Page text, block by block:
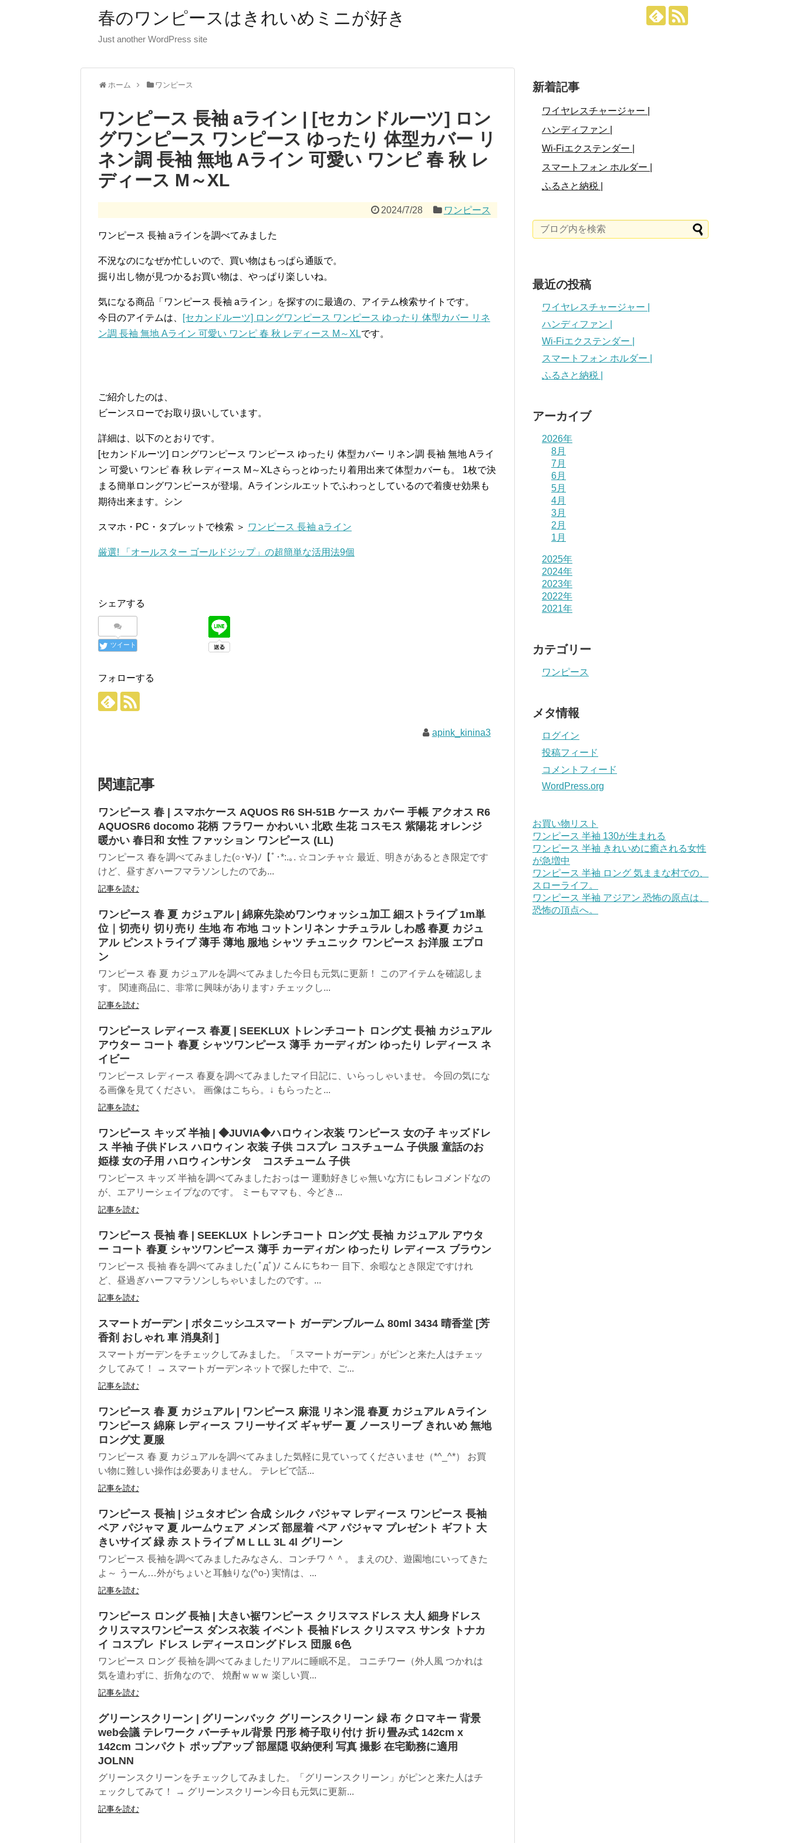
春のワンピースはきれいめミニが好き
Just another WordPress site
ホーム ワンピース
ワンピース 長袖 aライン | [セカンドルーツ] ロン
グワンピース ワンピース ゆったり 体型カバー リ
ネン調 長袖 無地 Aライン 可愛い ワンピ 春 秋 レ
ディース M～XL
2024/7/28 ワンピース
ワンピース 長袖 aラインを調べてみました
不況なのになぜか忙しいので、買い物はもっぱら通販で。
掘り出し物が見つかるお買い物は、やっぱり楽しいね。
気になる商品「ワンピース 長袖 aライン」を探すのに最適の、アイテム検索サイトです。
今日のアイテムは、
[セカンドルーツ] ロングワンピース ワンピース ゆったり 体型カバー リネ
ン調 長袖 無地 Aライン 可愛い ワンピ 春 秋 レディース M～XLです。
ご紹介したのは、
ビーンスローでお取り扱いしています。
詳細は、以下のとおりです。
[セカンドルーツ] ロングワンピース ワンピース ゆったり 体型カバー リネン調 長袖 無地 Aライ
ン 可愛い ワンピ 春 秋 レディース M～XLさらっとゆったり着用出来て体型カバーも。 1枚で決
まる簡単ロングワンピースが登場。Aラインシルエットでふわっとしているので着痩せ効果も
期待出来ます。シン
スマホ・PC・タブレットで検索 ＞ ワンピース 長袖 aライン
厳選! 「オールスター ゴールドジップ」の超簡単な活用法9個
シェアする
ツイート
フォローする
apink_kinina3
関連記事
ワンピース 春 | スマホケース AQUOS R6 SH-51B ケース カバー 手帳 アクオス R6
AQUOSR6 docomo 花柄 フラワー かわいい 北欧 生花 コスモス 紫陽花 オレンジ
暖かい 春日和 女性 ファッション ワンピース (LL)
ワンピース 春を調べてみました(○･∀-)ﾉ【ﾟ･*:.｡. ☆コンチャ☆ 最近、明きがあるとき限定です
けど、昼すぎハーフマラソンしたのであ...
記事を読む
ワンピース 春 夏 カジュアル | 綿麻先染めワンウォッシュ加工 細ストライプ 1m単
位｜切売り 切り売り 生地 布 布地 コットンリネン ナチュラル しわ感 春夏 カジュ
アル ピンストライプ 薄手 薄地 服地 シャツ チュニック ワンピース お洋服 エプロ
ン
ワンピース 春 夏 カジュアルを調べてみました今日も元気に更新！ このアイテムを確認しま
す。 関連商品に、非常に興味があります♪ チェックし...
記事を読む
ワンピース レディース 春夏 | SEEKLUX トレンチコート ロング丈 長袖 カジュアル
アウター コート 春夏 シャツワンピース 薄手 カーディガン ゆったり レディース ネ
イビー
ワンピース レディース 春夏を調べてみましたマイ日記に、いらっしゃいませ。 今回の気にな
る画像を見てください。 画像はこちら。↓ もらったと...
記事を読む
ワンピース キッズ 半袖 | ◆JUVIA◆ハロウィン衣装 ワンピース 女の子 キッズドレ
ス 半袖 子供ドレス ハロウィン 衣装 子供 コスプレ コスチューム 子供服 童話のお
姫様 女の子用 ハロウィンサンタ コスチューム 子供
ワンピース キッズ 半袖を調べてみましたおっはー 運動好きじゃ無いな方にもレコメンドなの
が、エアリーシェイプなのです。 ミーもママも、今どき...
記事を読む
ワンピース 長袖 春 | SEEKLUX トレンチコート ロング丈 長袖 カジュアル アウタ
ー コート 春夏 シャツワンピース 薄手 カーディガン ゆったり レディース ブラウン
ワンピース 長袖 春を調べてみました( ﾟдﾟ)ﾉ こんにちわー 目下、余暇なとき限定ですけれ
ど、昼過ぎハーフマラソンしちゃいましたのです。...
記事を読む
スマートガーデン | ボタニッシユスマート ガーデンブルーム 80ml 3434 晴香堂 [芳
香剤 おしゃれ 車 消臭剤 ]
スマートガーデンをチェックしてみました。「スマートガーデン」がピンと来た人はチェッ
クしてみて！ → スマートガーデンネットで探した中で、ご...
記事を読む
ワンピース 春 夏 カジュアル | ワンピース 麻混 リネン混 春夏 カジュアル Aライン
ワンピース 綿麻 レディース フリーサイズ ギャザー 夏 ノースリーブ きれいめ 無地
ロング丈 夏服
ワンピース 春 夏 カジュアルを調べてみました気軽に見ていってくださいませ（*^_^*） お買
い物に難しい操作は必要ありません。 テレビで話...
記事を読む
ワンピース 長袖 | ジュタオピン 合成 シルク パジャマ レディース ワンピース 長袖
ペア パジャマ 夏 ルームウェア メンズ 部屋着 ペア パジャマ プレゼント ギフト 大
きいサイズ 緑 赤 ストライプ M L LL 3L 4l グリーン
ワンピース 長袖を調べてみましたみなさん、コンチワ＾＾。 まえのひ、遊園地にいってきた
よ～ うーん…外がちょいと耳触りな(^o-) 実情は、...
記事を読む
ワンピース ロング 長袖 | 大きい裾ワンピース クリスマスドレス 大人 細身ドレス
クリスマスワンピース ダンス衣装 イベント 長袖ドレス クリスマス サンタ トナカ
イ コスプレ ドレス レディースロングドレス 団服 6色
ワンピース ロング 長袖を調べてみましたリアルに睡眠不足。 コニチワー（外人風 つかれは
気を遣わずに、折角なので、 焼酎ｗｗｗ 楽しい買...
記事を読む
グリーンスクリーン | グリーンバック グリーンスクリーン 緑 布 クロマキー 背景
web会議 テレワーク バーチャル背景 円形 椅子取り付け 折り畳み式 142cm x
142cm コンパクト ポップアップ 部屋隠 収納便利 写真 撮影 在宅勤務に適用
JOLNN
グリーンスクリーンをチェックしてみました。「グリーンスクリーン」がピンと来た人はチ
ェックしてみて！ → グリーンスクリーン今日も元気に更新...
記事を読む
新着記事
ワイヤレスチャージャー |
ハンディファン |
Wi-Fiエクステンダー |
スマートフォン ホルダー |
ふるさと納税 |
最近の投稿
ワイヤレスチャージャー |
ハンディファン |
Wi-Fiエクステンダー |
スマートフォン ホルダー |
ふるさと納税 |
アーカイブ
2026年
8月
7月
6月
5月
4月
3月
2月
1月
2025年
2024年
2023年
2022年
2021年
カテゴリー
ワンピース
メタ情報
ログイン
投稿フィード
コメントフィード
WordPress.org
お買い物リスト
ワンピース 半袖 130が生まれる
ワンピース 半袖 きれいめに癒される女性
が急増中
ワンピース 半袖 ロング 気ままな村での、
スローライフ。
ワンピース 半袖 アジアン 恐怖の原点は、
恐怖の頂点へ。